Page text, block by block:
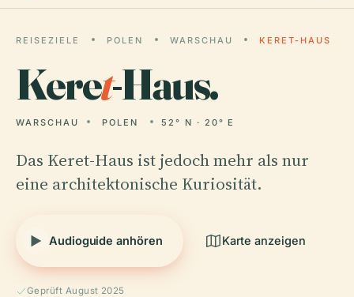
REISEZIELE POLEN WARSCHAU KERET-HAUS
Keret-Haus.
WARSCHAU POLEN 52° N · 20° E
Das Keret-Haus ist jedoch mehr als nur
eine architektonische Kuriosität.
Audioguide anhören Karte anzeigen
Geprüft August 2025